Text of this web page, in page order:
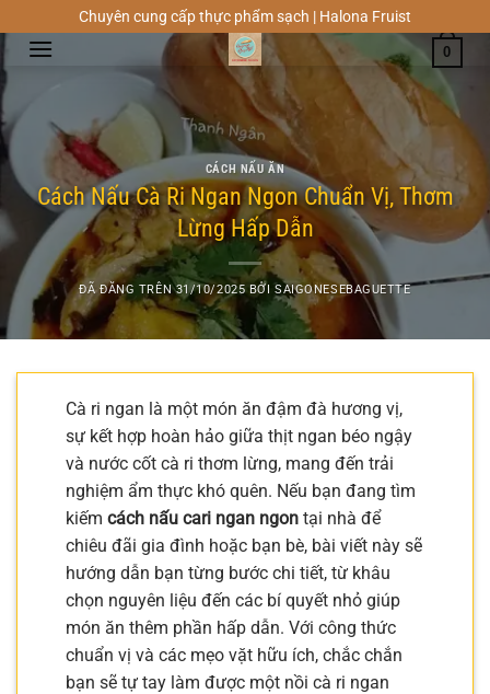
đến
nội
dung
Chuyên cung cấp thực phẩm sạch | Halona Fruist
0
CÁCH NẤU ĂN
Cách Nấu Cà Ri Ngan Ngon Chuẩn Vị, Thơm
Lừng Hấp Dẫn
ĐÃ ĐĂNG TRÊN31/10/2025 BỞISAIGONESEBAGUETTE
Cà ri ngan là một món ăn đậm đà hương vị,
sự kết hợp hoàn hảo giữa thịt ngan béo ngậy
và nước cốt cà ri thơm lừng, mang đến trải
nghiệm ẩm thực khó quên. Nếu bạn đang tìm
kiếm cách nấu cari ngan ngon tại nhà để
chiêu đãi gia đình hoặc bạn bè, bài viết này sẽ
hướng dẫn bạn từng bước chi tiết, từ khâu
chọn nguyên liệu đến các bí quyết nhỏ giúp
món ăn thêm phần hấp dẫn. Với công thức
chuẩn vị và các mẹo vặt hữu ích, chắc chắn
bạn sẽ tự tay làm được một nồi cà ri ngan